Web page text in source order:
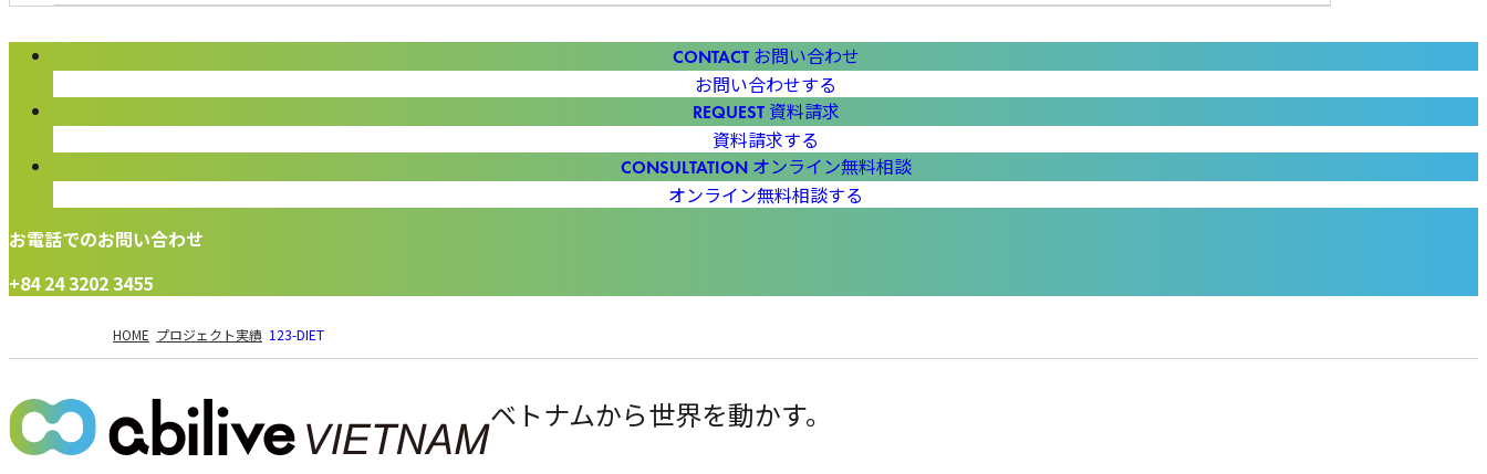
お問い合わせ
お問い合わせする
資料請求
資料請求する
オンライン無料相談
オンライン無料相談する
お電話でのお問い合わせ
+84 24 3202 3455
在
ペ
ー
ジ
HOME プロジェクト実績 123-DIET
ベトナムから世界を動かす。